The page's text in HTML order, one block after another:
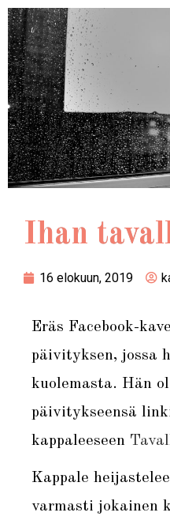
Ihan
16 elokuun, 2019
Eräs Facebook-
päivityksen, jossa
kuolemasta. Hän
päivitykseensä
kappaleeseen
Kappale
varmasti jokainen